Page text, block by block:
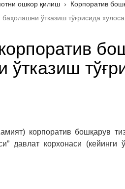
ошкор қилиш
Корпоратив
ўтказиш тўғрисида
корпоратив бошқарув
давлат корхонаси